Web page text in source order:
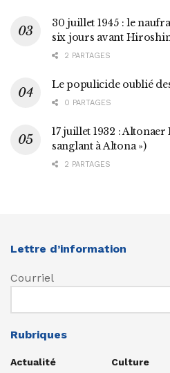
30 juillet 1945 : le
six jours avant
2 PARTAGES
Le populicide oublié
0 PARTAGES
17 juillet 1932 :
sanglant à Altona »)
2 PARTAGES
Lettre d’information
Courriel
Rubriques
Actualité
Culture